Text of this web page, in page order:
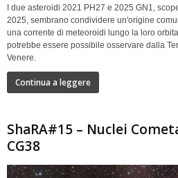
I due asteroidi 2021 PH27 e 2025 GN1,
2025, sembrano condividere un'origine
una corrente di meteoroidi lungo la loro
potrebbe essere possibile osservare dalla
Venere.
Continua a leggere
ShaRA#15 – Nuclei
CG38